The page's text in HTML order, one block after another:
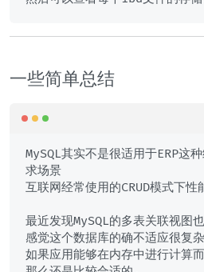
一些简单总结
MySQL其实不是很适用于ERP这
求场景
互联网经常使用的CRUD模式下
最近发现MySQL的多表关联视图
感觉这个数据库的确不适应很复
如果应用能够在内存中进行计算